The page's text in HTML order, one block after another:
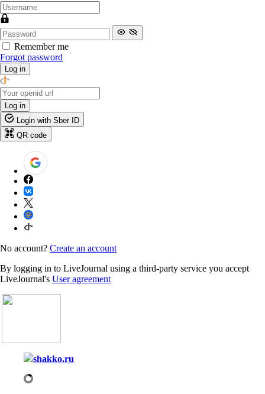
Remember me
Forgot password
Log in
Log in
Login with Sber ID
QR code
No account? Create an account
By logging in to LiveJournal using a third-party service you accept
LiveJournal's User agreement
shakko.ru